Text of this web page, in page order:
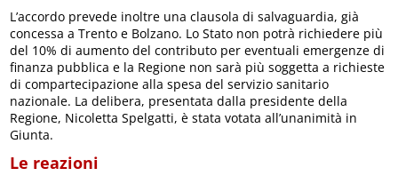
L’accordo prevede inoltre una clausola di salvaguardia, già
concessa a Trento e Bolzano. Lo Stato non potrà richiedere più
del 10% di aumento del contributo per eventuali emergenze di
finanza pubblica e la Regione non sarà più soggetta a richieste
di compartecipazione alla spesa del servizio sanitario
nazionale. La delibera, presentata dalla presidente della
Regione, Nicoletta Spelgatti, è stata votata all’unanimità in
Giunta.
Le reazioni